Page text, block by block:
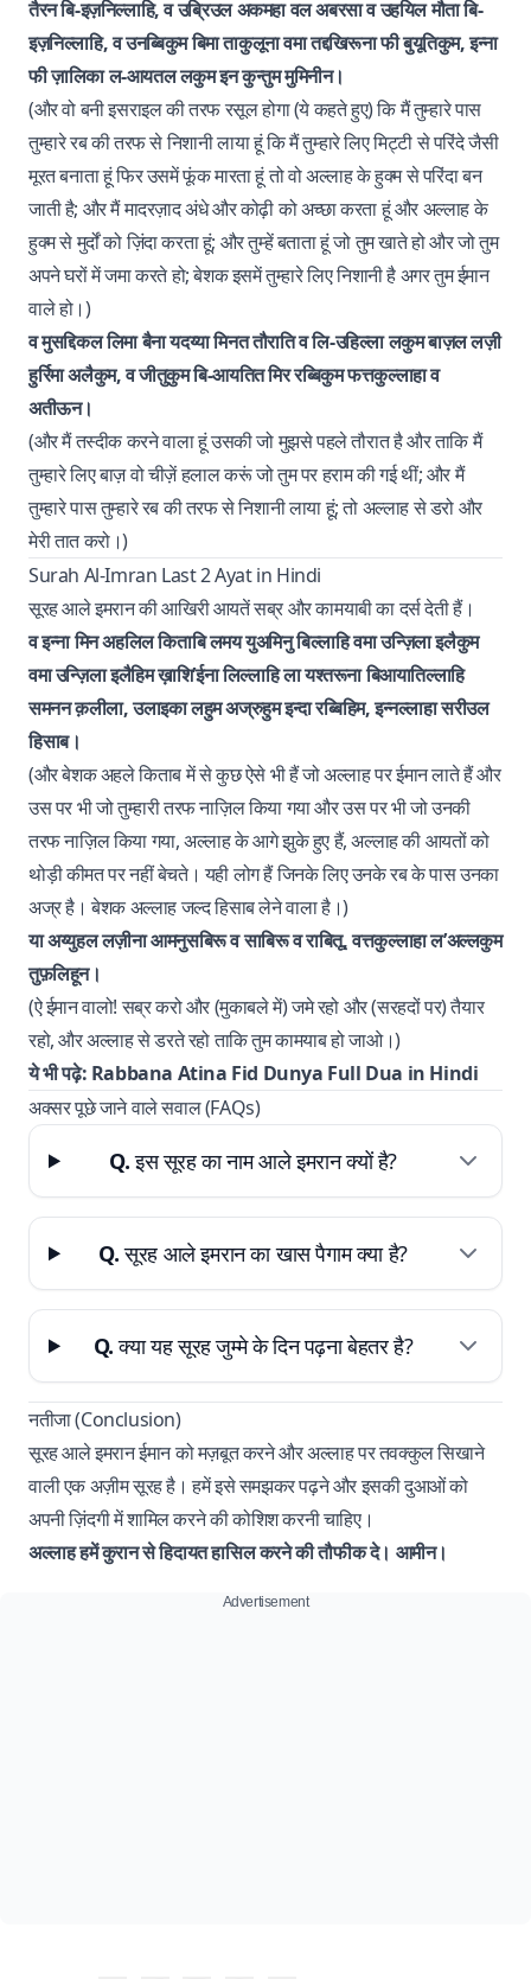
तैरन बि-इज़निल्लाहि, व उब्रिउल अकमहा वल अबरसा व उहयिल मौता बि-
इज़निल्लाहि, व उनब्बिकुम बिमा ताकुलूना वमा तद्दखिरूना फी बुयूतिकुम, इन्ना
फी ज़ालिका ल-आयतल लकुम इन कुन्तुम मुमिनीन।
(और वो बनी इसराइल की तरफ रसूल होगा (ये कहते हुए) कि मैं तुम्हारे पास
तुम्हारे रब की तरफ से निशानी लाया हूं कि मैं तुम्हारे लिए मिट्टी से परिंदे जैसी
मूरत बनाता हूं फिर उसमें फूंक मारता हूं तो वो अल्लाह के हुक्म से परिंदा बन
जाती है; और मैं मादरज़ाद अंधे और कोढ़ी को अच्छा करता हूं और अल्लाह के
हुक्म से मुर्दों को ज़िंदा करता हूं; और तुम्हें बताता हूं जो तुम खाते हो और जो तुम
अपने घरों में जमा करते हो; बेशक इसमें तुम्हारे लिए निशानी है अगर तुम ईमान
वाले हो।)
व मुसद्दिकल लिमा बैना यदय्या मिनत तौराति व लि-उहिल्ला लकुम बाज़ल लज़ी
हुर्रिमा अलैकुम, व जीतुकुम बि-आयतित मिर रब्बिकुम फत्तकुल्लाहा व
अतीऊन।
(और मैं तस्दीक करने वाला हूं उसकी जो मुझसे पहले तौरात है और ताकि मैं
तुम्हारे लिए बाज़ वो चीज़ें हलाल करूं जो तुम पर हराम की गई थीं; और मैं
तुम्हारे पास तुम्हारे रब की तरफ से निशानी लाया हूं; तो अल्लाह से डरो और
मेरी तात करो।)
Surah Al-Imran Last 2 Ayat in Hindi
सूरह आले इमरान की आखिरी आयतें सब्र और कामयाबी का दर्स देती हैं।
व इन्ना मिन अहलिल किताबि लमय युअमिनु बिल्लाहि वमा उन्ज़िला इलैकुम
वमा उन्ज़िला इलैहिम ख़ाशि’ईना लिल्लाहि ला यश्तरूना बिआयातिल्लाहि
समनन क़लीला, उलाइका लहुम अज्रुहुम इन्दा रब्बिहिम, इन्नल्लाहा सरीउल
हिसाब।
(और बेशक अहले किताब में से कुछ ऐसे भी हैं जो अल्लाह पर ईमान लाते हैं और
उस पर भी जो तुम्हारी तरफ नाज़िल किया गया और उस पर भी जो उनकी
तरफ नाज़िल किया गया, अल्लाह के आगे झुके हुए हैं, अल्लाह की आयतों को
थोड़ी कीमत पर नहीं बेचते। यही लोग हैं जिनके लिए उनके रब के पास उनका
अज्र है। बेशक अल्लाह जल्द हिसाब लेने वाला है।)
या अय्युहल लज़ीना आमनुसबिरू व साबिरू व राबितू, वत्तकुल्लाहा ल’अल्लकुम
तुफ़लिहून।
(ऐ ईमान वालो! सब्र करो और (मुकाबले में) जमे रहो और (सरहदों पर) तैयार
रहो, और अल्लाह से डरते रहो ताकि तुम कामयाब हो जाओ।)
ये भी पढ़े: Rabbana Atina Fid Dunya Full Dua in Hindi
अक्सर पूछे जाने वाले सवाल (FAQs)
Q.इस सूरह का नाम आले इमरान क्यों है?
Q.सूरह आले इमरान का खास पैगाम क्या है?
Q.क्या यह सूरह जुम्मे के दिन पढ़ना बेहतर है?
नतीजा (Conclusion)
सूरह आले इमरान ईमान को मज़बूत करने और अल्लाह पर तवक्कुल सिखाने
वाली एक अज़ीम सूरह है। हमें इसे समझकर पढ़ने और इसकी दुआओं को
अपनी ज़िंदगी में शामिल करने की कोशिश करनी चाहिए।
अल्लाह हमें कुरान से हिदायत हासिल करने की तौफीक दे। आमीन।
Advertisement